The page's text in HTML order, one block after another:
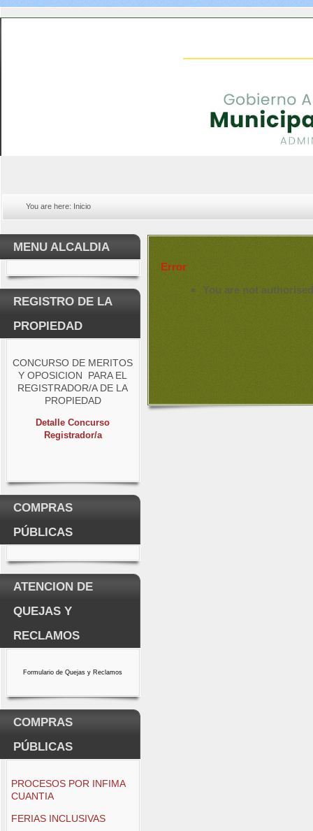
You are here: Inicio
MENU ALCALDIA
REGISTRO DE LA
PROPIEDAD
CONCURSO DE MERITOS
Y OPOSICION PARA EL
REGISTRADOR/A DE LA
PROPIEDAD
Detalle Concurso
Registrador/a
COMPRAS
PÚBLICAS
ATENCION DE
QUEJAS Y
RECLAMOS
Formulario de Quejas y Reclamos
COMPRAS
PÚBLICAS
PROCESOS POR INFIMA
CUANTIA
FERIAS INCLUSIVAS
Error
You are not